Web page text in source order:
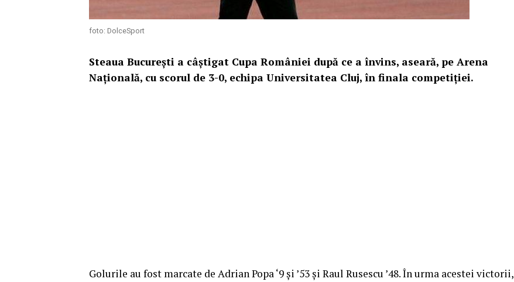
foto: DolceSport
Steaua Bucureşti a câştigat Cupa României după ce a învins, aseară, pe Arena
Naţională, cu scorul de 3-0, echipa Universitatea Cluj, în finala competiţiei.
Golurile au fost marcate de Adrian Popa ‘9 şi ’53 şi Raul Rusescu ’48. În urma acestei victorii,